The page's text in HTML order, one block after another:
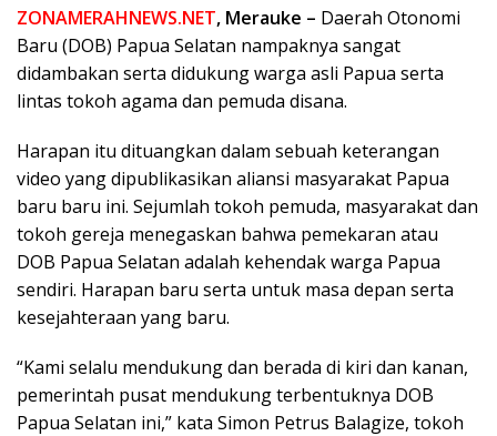
ZONAMERAHNEWS.NET, Merauke – Daerah Otonomi
Baru (DOB) Papua Selatan nampaknya sangat
didambakan serta didukung warga asli Papua serta
lintas tokoh agama dan pemuda disana.
Harapan itu dituangkan dalam sebuah keterangan
video yang dipublikasikan aliansi masyarakat Papua
baru baru ini. Sejumlah tokoh pemuda, masyarakat dan
tokoh gereja menegaskan bahwa pemekaran atau
DOB Papua Selatan adalah kehendak warga Papua
sendiri. Harapan baru serta untuk masa depan serta
kesejahteraan yang baru.
“Kami selalu mendukung dan berada di kiri dan kanan,
pemerintah pusat mendukung terbentuknya DOB
Papua Selatan ini,” kata Simon Petrus Balagize, tokoh